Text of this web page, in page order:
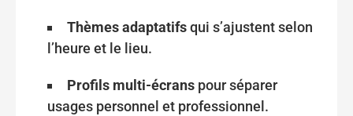
Thèmes adaptatifsqui s’ajustent selon
l’heure et le lieu.
Profils multi-écrans pour séparer
usages personnel et professionnel.